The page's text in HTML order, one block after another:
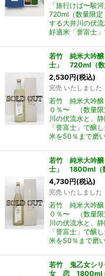
「旅行けば〜駿
720ml（数量限定
する大井川の伏
好適米「誉富士
若竹 純米大吟
士」 720ml（数
2,530円(税込)
完売 いたしました
若竹 純米大吟醸
０％〜 （数量限
川の伏流水と、
「誉富士」で醸
米を50％まで磨
若竹 純米大吟
士」 1800ml（
4,730円(税込)
完売 いたしました
若竹 純米大吟醸
０％〜 （数量限
川の伏流水と、
「誉富士」で醸
米を50％まで磨
若竹 鬼乙女シ
女 恋 1800ml (